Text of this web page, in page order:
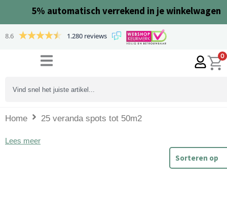
inhoud
5% automatisch verrekend in je winkelwagen
8.6 1.280 reviews
0
Home 25 veranda spots tot 50m2
Lees meer